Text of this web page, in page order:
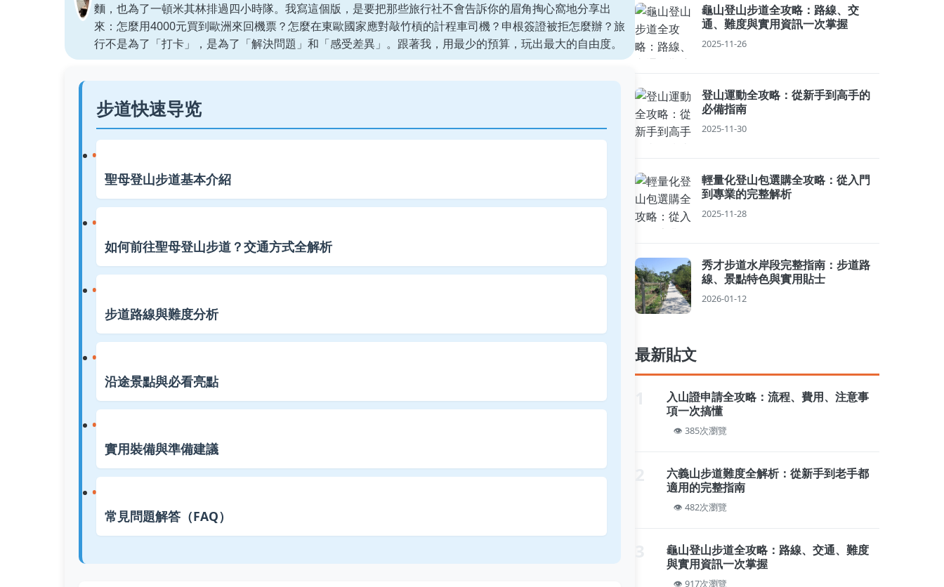
麵，也為了一頓米其林排過四小時隊。我寫這個版，是要把那些旅行社不會告訴你的眉角掏心窩地分享出
來：怎麼用4000元買到歐洲來回機票？怎麼在東歐國家應對敲竹槓的計程車司機？申根簽證被拒怎麼辦？旅
行不是為了「打卡」，是為了「解決問題」和「感受差異」。跟著我，用最少的預算，玩出最大的自由度。
步道快速导览
聖母登山步道基本介紹
如何前往聖母登山步道？交通方式全解析
步道路線與難度分析
沿途景點與必看亮點
實用裝備與準備建議
常見問題解答（FAQ）
龜山登山步道全攻略：路線、交
通、難度與實用資訊一次掌握
2025-11-26
登山運動全攻略：從新手到高手的
必備指南
2025-11-30
輕量化登山包選購全攻略：從入門
到專業的完整解析
2025-11-28
秀才步道水岸段完整指南：步道路
線、景點特色與實用貼士
2026-01-12
最新貼文
入山證申請全攻略：流程、費用、注意事
項一次搞懂
385次瀏覽
六義山步道難度全解析：從新手到老手都
適用的完整指南
482次瀏覽
龜山登山步道全攻略：路線、交通、難度
與實用資訊一次掌握
917次瀏覽